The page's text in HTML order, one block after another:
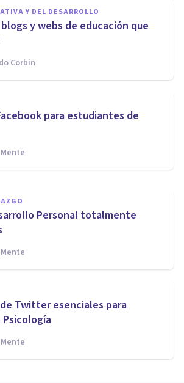
Y DEL DESARROLLO
y webs de educación que
Corbin
para estudiantes de
Cursos de
Deportiva
Personal totalmente
Twitter esenciales para